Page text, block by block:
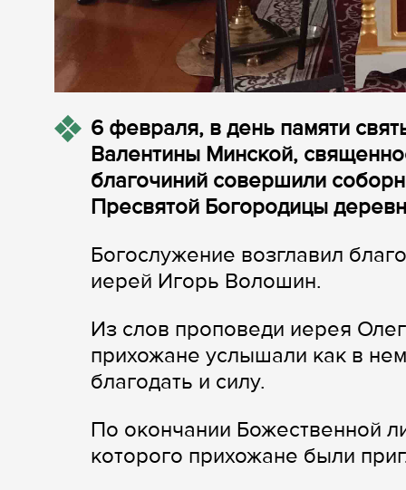
6 февраля, в день памяти
Валентины Минской,
благочиний совершили
Пресвятой Богородицы
Богослужение возглавил
иерей Игорь Волошин.
Из слов проповеди иерея
прихожане услышали как в
благодать и силу.
По окончании Божественной
которого прихожане были